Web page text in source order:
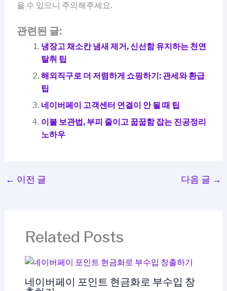
을 수 있으니 주의해주세요.
관련된 글:
냉장고 채소칸 냄새 제거, 신선함 유지하는 천연
탈취 팁
해외직구로 더 저렴하게 쇼핑하기: 관세와 환급
팁
네이버페이 고객센터 연결이 안 될 때 팁
이불 보관법, 부피 줄이고 꿉꿉함 잡는 진공정리
노하우
← 이전 글 다음 글 →
Related Posts
네이버페이 포인트 현금화로 부수입 창